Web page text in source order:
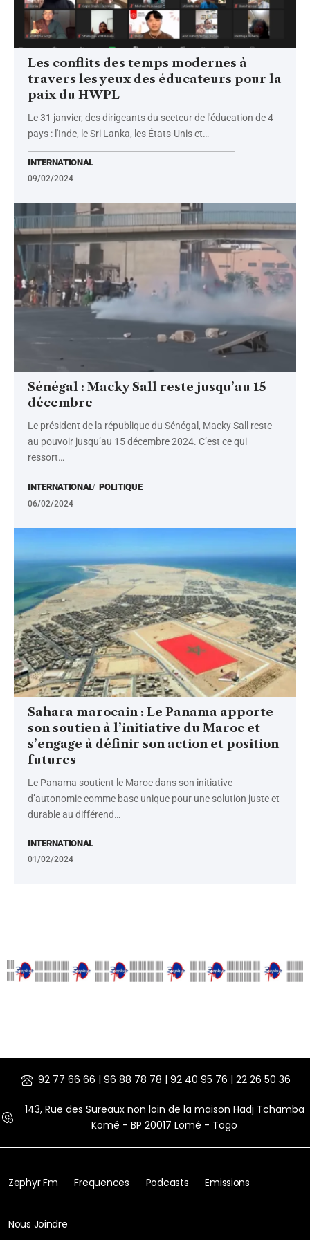
Les conflits des temps modernes à
travers les yeux des éducateurs pour la
paix du HWPL
Le 31 janvier, des dirigeants du secteur de l'éducation de 4
pays : l'Inde, le Sri Lanka, les États-Unis et…
INTERNATIONAL
09/02/2024
Sénégal : Macky Sall reste jusqu’au 15
décembre
Le président de la république du Sénégal, Macky Sall reste
au pouvoir jusqu’au 15 décembre 2024. C’est ce qui
ressort…
INTERNATIONAL POLITIQUE
06/02/2024
Sahara marocain : Le Panama apporte
son soutien à l’initiative du Maroc et
s’engage à définir son action et position
futures
Le Panama soutient le Maroc dans son initiative
d’autonomie comme base unique pour une solution juste et
durable au différend…
INTERNATIONAL
01/02/2024
92 77 66 66 | 96 88 78 78 | 92 40 95 76 | 22 26 50 36
143, Rue des Sureaux non loin de la maison Hadj Tchamba
Komé - BP 20017 Lomé - Togo
Zephyr Fm Frequences Podcasts Emissions
Nous Joindre